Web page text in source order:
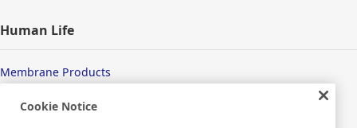
Human Life
Membrane Products
Medical Products
Cookie Notice